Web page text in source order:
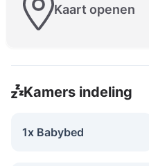
Kaart openen
Kamers indeling
1x Babybed